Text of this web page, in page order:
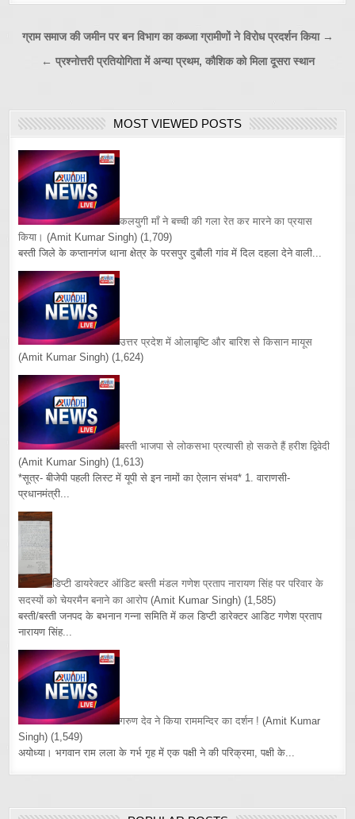
Post
navigation
ग्राम समाज की जमीन पर बन विभाग का कब्जा ग्रामीणों ने विरोध प्रदर्शन किया →
← प्रश्नोत्तरी प्रतियोगिता में अन्या प्रथम, कौशिक को मिला दूसरा स्थान
MOST VIEWED POSTS
कलयुगी माँ ने बच्ची की गला रेत कर मारने का प्रयास
किया। (Amit Kumar Singh) (1,709)
बस्ती जिले के कप्तानगंज थाना क्षेत्र के परसपुर दुबौली गांव में दिल दहला देने वाली...
उत्तर प्रदेश में ओलाबृष्टि और बारिश से किसान मायूस
(Amit Kumar Singh) (1,624)
बस्ती भाजपा से लोकसभा प्रत्यासी हो सकते हैं हरीश द्विवेदी
(Amit Kumar Singh) (1,613)
*सूत्र- बीजेपी पहली लिस्ट में यूपी से इन नामों का ऐलान संभव* 1. वाराणसी-
प्रधानमंत्री...
डिप्टी डायरेक्टर ऑडिट बस्ती मंडल गणेश प्रताप नारायण सिंह पर परिवार के
सदस्यों को चेयरमैन बनाने का आरोप (Amit Kumar Singh) (1,585)
बस्ती/बस्ती जनपद के बभनान गन्ना समिति में कल डिप्टी डारेक्टर आडिट गणेश प्रताप
नारायण सिंह...
गरुण देव ने किया राममन्दिर का दर्शन ! (Amit Kumar
Singh) (1,549)
अयोध्या। भगवान राम लला के गर्भ गृह में एक पक्षी ने की परिक्रमा, पक्षी के...